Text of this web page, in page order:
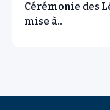
Cérémonie des
mise à..